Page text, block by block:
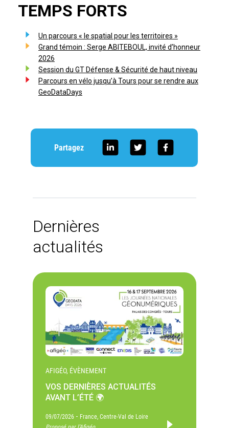
TEMPS FORTS
Un parcours « le spatial pour les territoires »
Grand témoin : Serge ABITEBOUL, invité d’honneur
2026
Session du GT Défense & Sécurité de haut niveau
Parcours en vélo jusqu’à Tours pour se rendre aux
GeoDataDays
Partagez
Dernières
actualités
AFIGÉO, ÉVÈNEMENT
VOS DERNIÈRES ACTUALITÉS
AVANT L’ÉTÉ 🌍
09/07/2026 - France, Centre-Val de Loire